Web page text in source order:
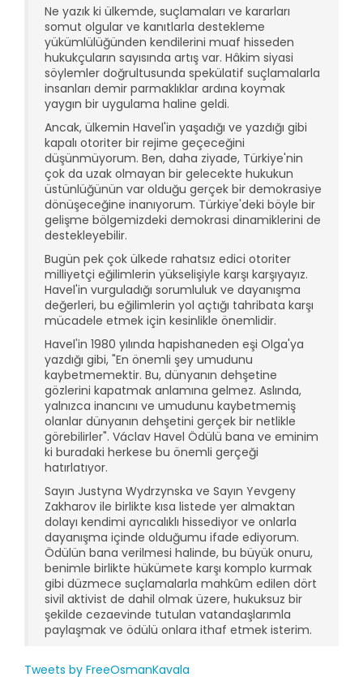
Ne yazık ki ülkemde, suçlamaları ve kararları
somut olgular ve kanıtlarla destekleme
yükümlülüğünden kendilerini muaf hisseden
hukukçuların sayısında artış var. Hâkim siyasi
söylemler doğrultusunda spekülatif suçlamalarla
insanları demir parmaklıklar ardına koymak
yaygın bir uygulama haline geldi.
Ancak, ülkemin Havel'in yaşadığı ve yazdığı gibi
kapalı otoriter bir rejime geçeceğini
düşünmüyorum. Ben, daha ziyade, Türkiye'nin
çok da uzak olmayan bir gelecekte hukukun
üstünlüğünün var olduğu gerçek bir demokrasiye
dönüşeceğine inanıyorum. Türkiye'deki böyle bir
gelişme bölgemizdeki demokrasi dinamiklerini de
destekleyebilir.
Bugün pek çok ülkede rahatsız edici otoriter
milliyetçi eğilimlerin yükselişiyle karşı karşıyayız.
Havel'in vurguladığı sorumluluk ve dayanışma
değerleri, bu eğilimlerin yol açtığı tahribata karşı
mücadele etmek için kesinlikle önemlidir.
Havel'in 1980 yılında hapishaneden eşi Olga'ya
yazdığı gibi, "En önemli şey umudunu
kaybetmemektir. Bu, dünyanın dehşetine
gözlerini kapatmak anlamına gelmez. Aslında,
yalnızca inancını ve umudunu kaybetmemiş
olanlar dünyanın dehşetini gerçek bir netlikle
görebilirler". Václav Havel Ödülü bana ve eminim
ki buradaki herkese bu önemli gerçeği
hatırlatıyor.
Sayın Justyna Wydrzynska ve Sayın Yevgeny
Zakharov ile birlikte kısa listede yer almaktan
dolayı kendimi ayrıcalıklı hissediyor ve onlarla
dayanışma içinde olduğumu ifade ediyorum.
Ödülün bana verilmesi halinde, bu büyük onuru,
benimle birlikte hükümete karşı komplo kurmak
gibi düzmece suçlamalarla mahkûm edilen dört
sivil aktivist de dahil olmak üzere, hukuksuz bir
şekilde cezaevinde tutulan vatandaşlarımla
paylaşmak ve ödülü onlara ithaf etmek isterim.
Tweets by FreeOsmanKavala